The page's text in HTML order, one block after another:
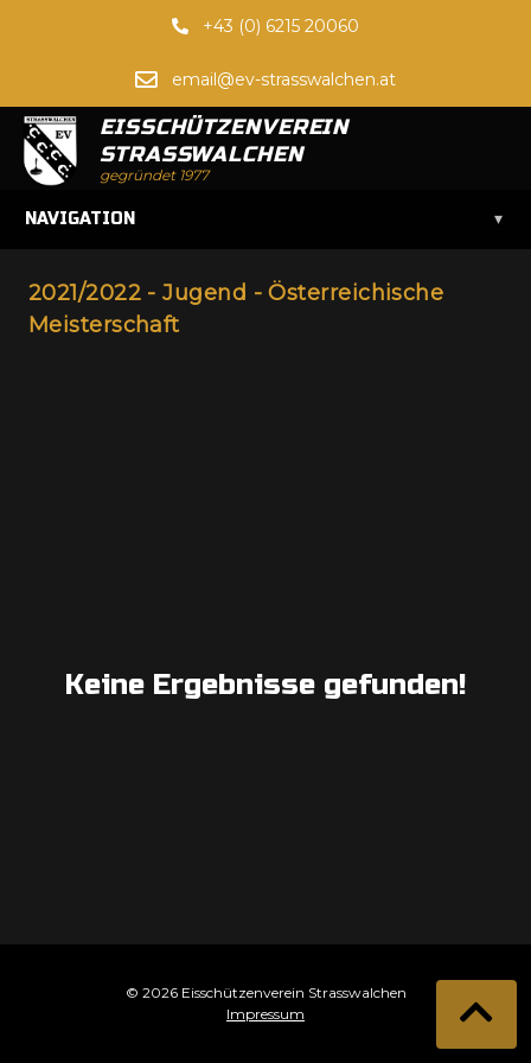
+43 (0) 6215 20060
email@ev-strasswalchen.at
EISSCHÜTZENVEREIN
STRASSWALCHEN
gegründet 1977
NAVIGATION ▾
2021/2022 - Jugend - Österreichische
Meisterschaft
Keine Ergebnisse gefunden!
© 2026 Eisschützenverein Strasswalchen
Impressum